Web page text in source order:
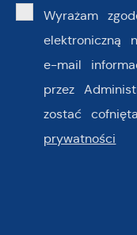
Wyrażam
elektroniczną
e-mail
przez
zostać
prywatności